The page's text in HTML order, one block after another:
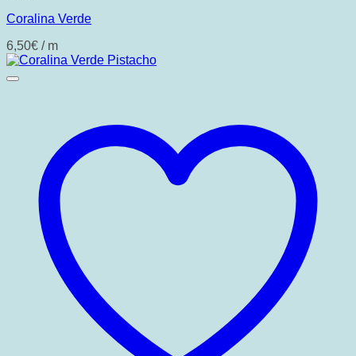
Coralina Verde
6,50€ / m